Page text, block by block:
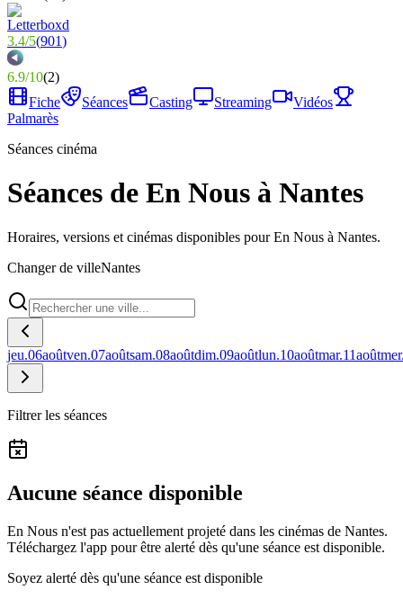
3.4/5(901)
6.9/10(2)
Fiche
Séances Casting Streaming
Vidéos
Palmarès
Séances cinéma
Séances de En Nous à Nantes
Horaires, versions et cinémas disponibles pour En Nous à Nantes.
Changer de villeNantes
jeu.06aoûtven.07aoûtsam.08aoûtdim.09aoûtlun.10aoûtmar.11août
Filtrer les séances
Aucune séance disponible
En Nous n'est pas actuellement projeté dans les cinémas de Nantes.
Téléchargez l'app pour être alerté dès qu'une séance est disponible.
Soyez alerté dès qu'une séance est disponible